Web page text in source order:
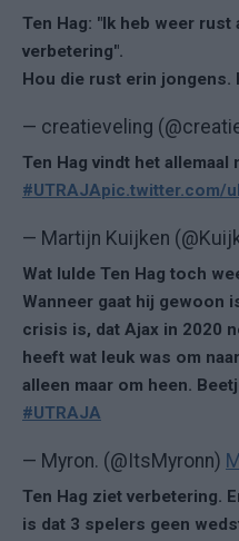
Ten Hag: "Ik heb weer rust
verbetering".
Hou die rust erin jongens.
— creatieveling
Ten Hag vindt het
#UTRAJApic.twitter.com/
— Martijn Kuijken
Wat lulde Ten Hag toch
Wanneer gaat hij gewoon
crisis is, dat Ajax in 2020
heeft wat leuk was om
alleen maar om heen.
#UTRAJA
— Myron. (@ItsMyronn)
Ten Hag ziet verbetering.
is dat 3 spelers geen